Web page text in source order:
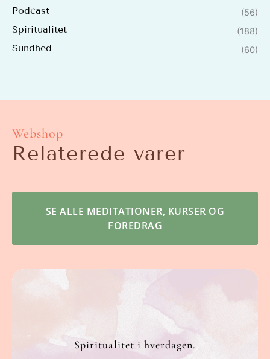
Podcast (56)
Spiritualitet (188)
Sundhed (60)
Webshop
Relaterede varer
SE ALLE MEDITATIONER, KURSER OG
FOREDRAG
Spiritualitet i hverdagen.